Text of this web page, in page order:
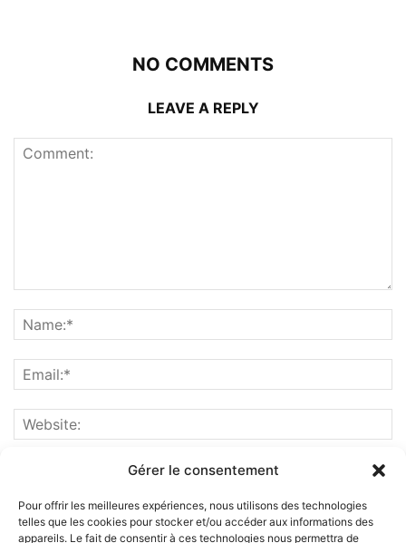
Gérer le consentement
Pour offrir les meilleures expériences, nous utilisons des technologies
telles que les cookies pour stocker et/ou accéder aux informations des
appareils. Le fait de consentir à ces technologies nous permettra de
NO COMMENTS
LEAVE A REPLY